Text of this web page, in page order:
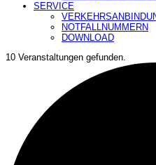
SERVICE
NOTFALLNUMMERN
DOWNLOAD
10 Veranstaltungen gefunden.